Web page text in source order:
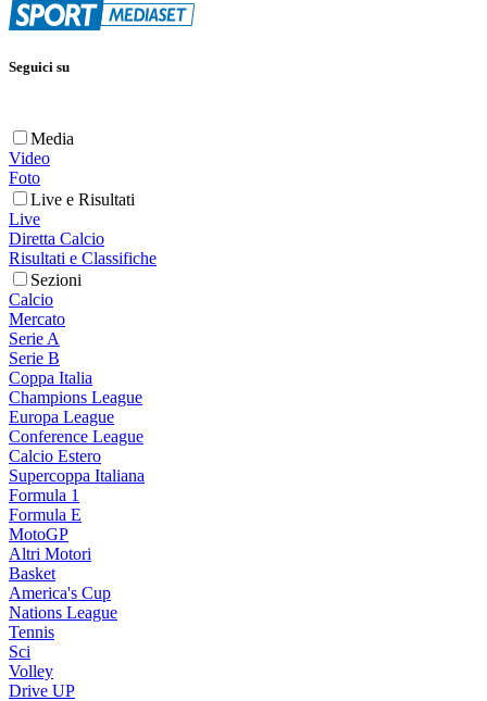
Seguici su
Media
Video
Foto
Live e Risultati
Live
Diretta Calcio
Risultati e Classifiche
Sezioni
Calcio
Mercato
Serie A
Serie B
Coppa Italia
Champions League
Europa League
Conference League
Calcio Estero
Supercoppa Italiana
Formula 1
Formula E
MotoGP
Altri Motori
Basket
America's Cup
Nations League
Tennis
Sci
Volley
Drive UP